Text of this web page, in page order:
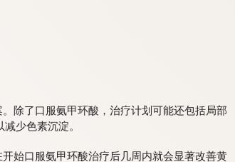
除了口服氨甲环酸，治疗计划可能还包括局部
少色素沉淀。
始口服氨甲环酸治疗后几周内就会显著改善黄